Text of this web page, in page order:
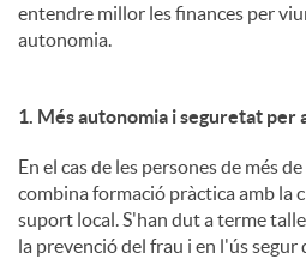
entendre millor les finances per
autonomia.
1. Més autonomia i seguretat per
En el cas de les persones de més
combina formació pràctica amb la
suport local. S'han dut a terme
la prevenció del frau i en l'ús